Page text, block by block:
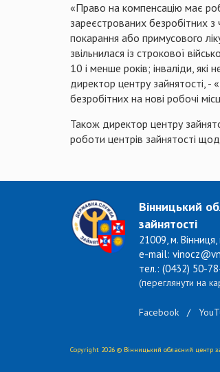
«Право на компенсацію має
зареєстрованих безробітних з
покарання або примусового
звільнилася із строкової
10 і менше років; інваліди, які
директор центру зайнятості,
безробітних на нові робочі
Також директор центру
роботи центрів зайнятості
Вінницький
зайнятості
21009, м. Вінниця,
e-mail:
тел.: (0432) 50-
(переглянути на
Facebook /
Copyright 2026 © Вінницький обласний центр